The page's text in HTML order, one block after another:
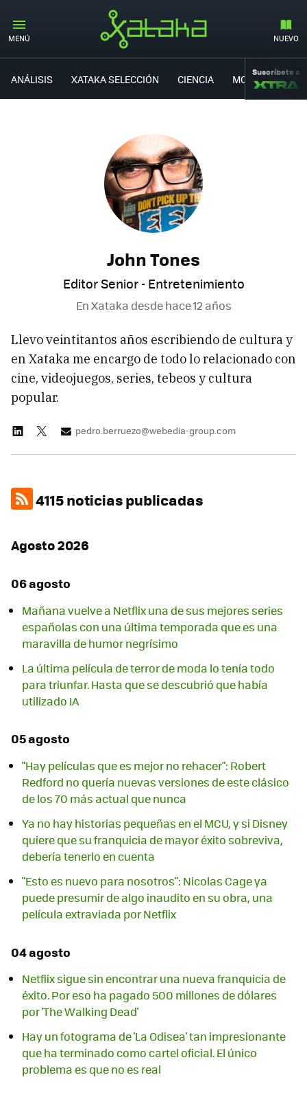
MENÚ NUEVO
ANÁLISIS XATAKA SELECCIÓN CIENCIA MOVILIDAD
Suscríbete a
John Tones
Editor Senior - Entretenimiento
En Xataka desdehace 12 años
Llevo veintitantos años escribiendo de cultura y
en Xataka me encargo de todo lo relacionado con
cine, videojuegos, series, tebeos y cultura
popular.
pedro.berruezo@webedia-group.com
4115 noticias publicadas
Agosto 2026
06 agosto
Mañana vuelve a Netflix una de sus mejores series
españolas con una última temporada que es una
maravilla de humor negrísimo
La última película de terror de moda lo tenía todo
para triunfar. Hasta que se descubrió que había
utilizado IA
05 agosto
"Hay películas que es mejor no rehacer": Robert
Redford no quería nuevas versiones de este clásico
de los 70 más actual que nunca
Ya no hay historias pequeñas en el MCU, y si Disney
quiere que su franquicia de mayor éxito sobreviva,
debería tenerlo en cuenta
"Esto es nuevo para nosotros": Nicolas Cage ya
puede presumir de algo inaudito en su obra, una
película extraviada por Netflix
04 agosto
Netflix sigue sin encontrar una nueva franquicia de
éxito. Por eso ha pagado 500 millones de dólares
por 'The Walking Dead'
Hay un fotograma de 'La Odisea' tan impresionante
que ha terminado como cartel oficial. El único
problema es que no es real